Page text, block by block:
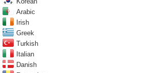
Arabic
Irish
Greek
Turkish
Italian
Danish